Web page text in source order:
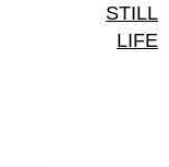
STILL
LIFE